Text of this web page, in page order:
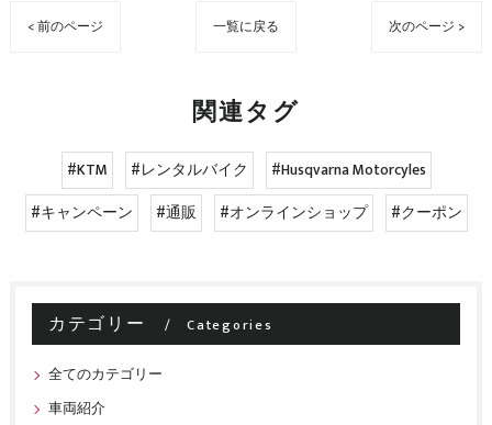
< 前のページ 一覧に戻る 次のページ >
関連タグ
#KTM #レンタルバイク
#Husqvarna Motorcyles
#キャンペーン
#通販 #オンラインショップ #クーポン
カテゴリー Categories
全てのカテゴリー
車両紹介